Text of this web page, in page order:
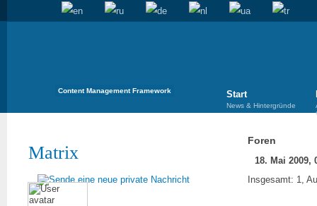
Content Management Framework Start
News & Hintergründe
Matrix
Foren
18. Mai 2009,
Insgesamt: 1,